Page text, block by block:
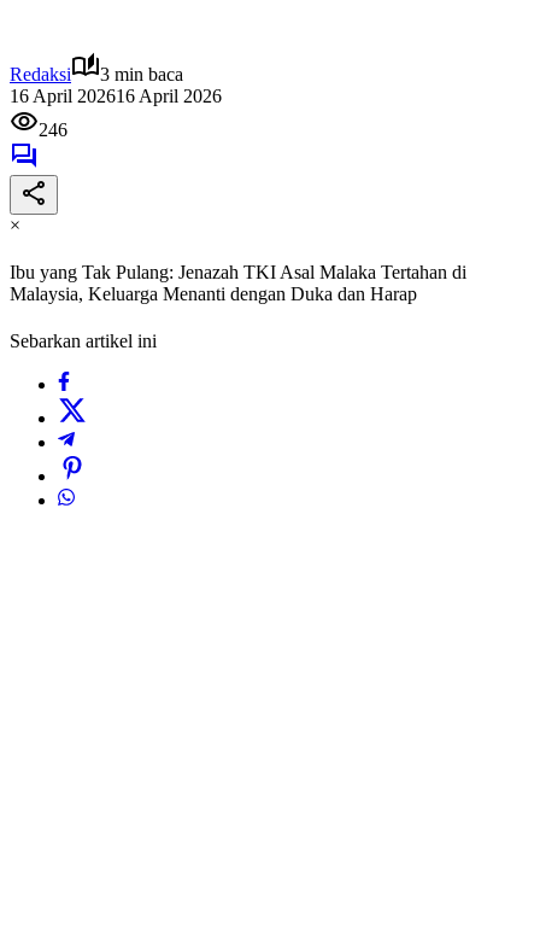
Redaksi
3 min baca
16 April 202616 April 2026
246
×
Ibu yang Tak Pulang: Jenazah TKI Asal Malaka Tertahan di
Malaysia, Keluarga Menanti dengan Duka dan Harap
Sebarkan artikel ini